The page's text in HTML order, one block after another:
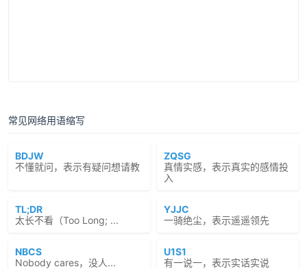
常见网络用语缩写
BDJW
不懂就问，表示有疑问想请教
ZQSG
真情实感，表示真实的感情投
入
TL;DR
太长不看（Too Long; ...
YJJC
一骑绝尘，表示遥遥领先
NBCS
Nobody cares，没人...
U1S1
有一说一，表示实话实说